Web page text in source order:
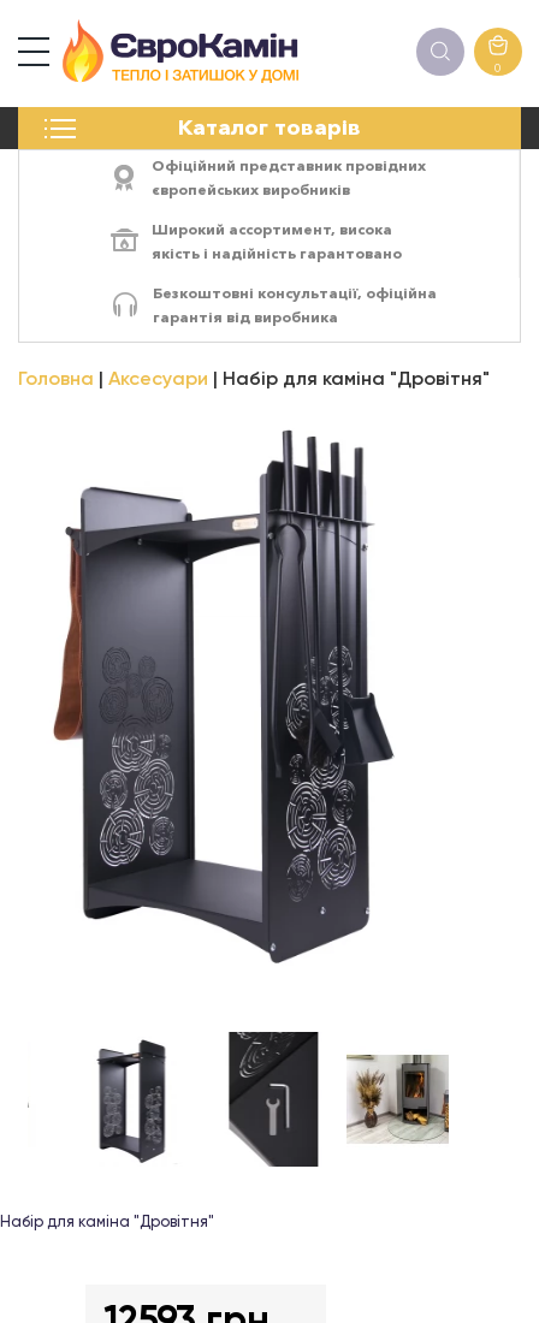
0
Каталог товарів
ПЕЧІ
ЕЛЕКТРОКАМІНИ
АКСЕСУАРИ
Офіційний представник провідних
європейських виробників
Широкий ассортимент, висока
якість і надійність гарантовано
Безкоштовні консультації, офіційна
гарантія від виробника
Головна Аксесуари Набір для каміна "Дровітня"
Набір для каміна "Дровітня"